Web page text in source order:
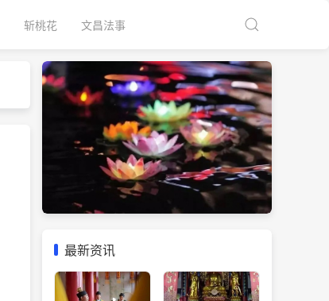
斩桃花 文昌法事
最新资讯